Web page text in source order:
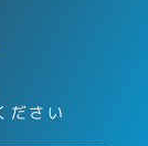
ださい